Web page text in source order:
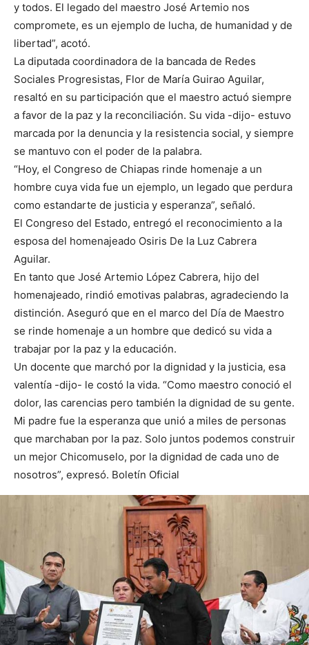
y todos. El legado del maestro José Artemio nos
compromete, es un ejemplo de lucha, de humanidad y de
libertad”, acotó.
La diputada coordinadora de la bancada de Redes
Sociales Progresistas, Flor de María Guirao Aguilar,
resaltó en su participación que el maestro actuó siempre
a favor de la paz y la reconciliación. Su vida -dijo- estuvo
marcada por la denuncia y la resistencia social, y siempre
se mantuvo con el poder de la palabra.
“Hoy, el Congreso de Chiapas rinde homenaje a un
hombre cuya vida fue un ejemplo, un legado que perdura
como estandarte de justicia y esperanza”, señaló.
El Congreso del Estado, entregó el reconocimiento a la
esposa del homenajeado Osiris De la Luz Cabrera
Aguilar.
En tanto que José Artemio López Cabrera, hijo del
homenajeado, rindió emotivas palabras, agradeciendo la
distinción. Aseguró que en el marco del Día de Maestro
se rinde homenaje a un hombre que dedicó su vida a
trabajar por la paz y la educación.
Un docente que marchó por la dignidad y la justicia, esa
valentía -dijo- le costó la vida. “Como maestro conoció el
dolor, las carencias pero también la dignidad de su gente.
Mi padre fue la esperanza que unió a miles de personas
que marchaban por la paz. Solo juntos podemos construir
un mejor Chicomuselo, por la dignidad de cada uno de
nosotros”, expresó. Boletín Oficial